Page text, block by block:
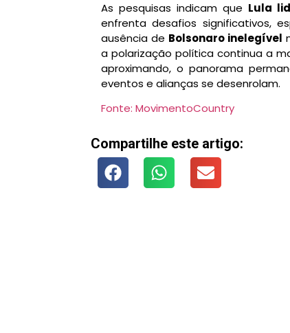
As pesquisas indicam que Lula
enfrenta desafios significativos,
ausência de Bolsonaro inelegível
a polarização política continua a
aproximando, o panorama
eventos e alianças se desenrolam.
Fonte: MovimentoCountry
Compartilhe este artigo: